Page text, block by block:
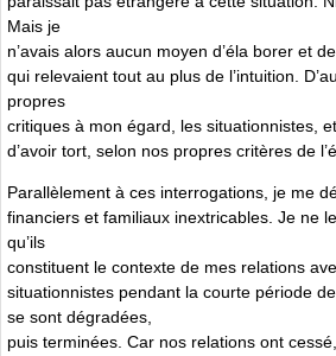
Mais je
n’avais alors aucun moyen d’éla borer et
qui relevaient tout au plus de l’intuition.
propres
critiques à mon égard, les situationnistes,
d’avoir tort, selon nos propres critères de
Parallèlement à ces interrogations, je me
financiers et familiaux inextricables. Je ne
qu’ils
constituent le contexte de mes relations
situationnistes pendant la courte période
se sont dégradées,
puis terminées. Car nos relations ont